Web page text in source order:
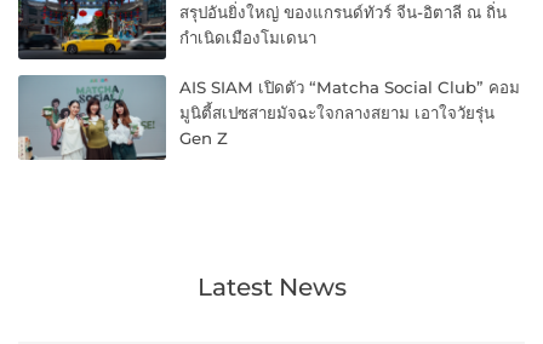
สรุปอันยิ่งใหญ่ ของแกรนด์ทัวร์ จีน-อิตาลี ณ ถิ่น
กำเนิดเมืองโมเดนา
AIS SIAM เปิดตัว “Matcha Social Club” คอม
มูนิตี้สเปซสายมัจฉะใจกลางสยาม เอาใจวัยรุ่น
Gen Z
Latest News